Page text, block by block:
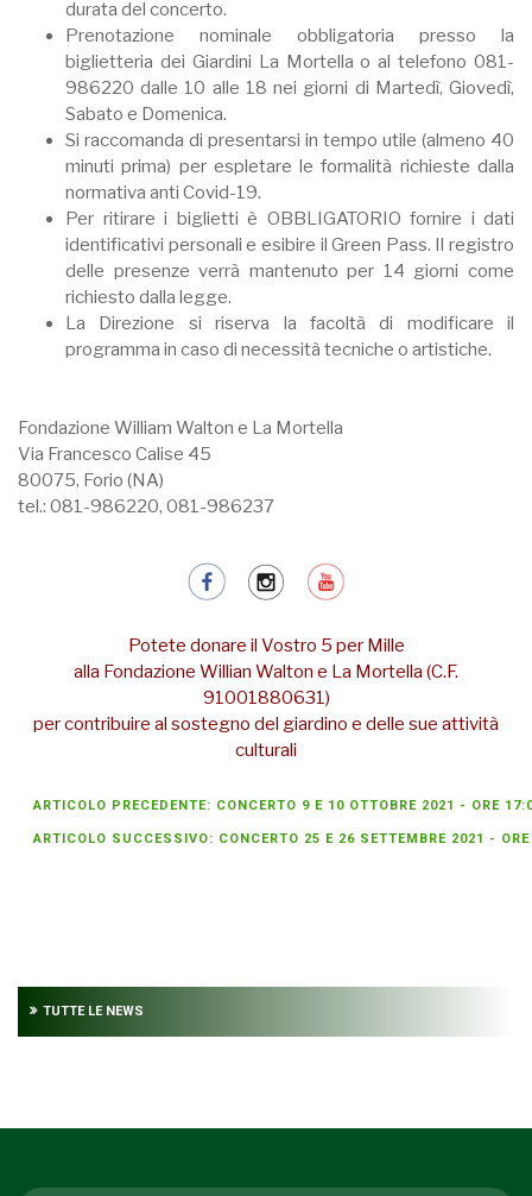
durata del concerto.
Prenotazione nominale obbligatoria presso la
biglietteria dei Giardini La Mortella o al telefono 081-
986220 dalle 10 alle 18 nei giorni di Martedì, Giovedì,
Sabato e Domenica.
Si raccomanda di presentarsi in tempo utile (almeno 40
minuti prima) per espletare le formalità richieste dalla
normativa anti Covid-19.
Per ritirare i biglietti è OBBLIGATORIO fornire i dati
identificativi personali e esibire il Green Pass. Il registro
delle presenze verrà mantenuto per 14 giorni come
richiesto dalla legge.
La Direzione si riserva la facoltà di modificare il
programma in caso di necessità tecniche o artistiche.
Fondazione William Walton e La Mortella
Via Francesco Calise 45
80075, Forio (NA)
tel.: 081-986220, 081-986237
Potete donare il Vostro 5 per Mille
alla Fondazione Willian Walton e La Mortella (C.F.
91001880631)
per contribuire al sostegno del giardino e delle sue attività
culturali
ARTICOLO PRECEDENTE: CONCERTO 9 E 10 OTTOBRE 2021 - ORE
ARTICOLO SUCCESSIVO: CONCERTO 25 E 26 SETTEMBRE 2021 -
TUTTE LE NEWS